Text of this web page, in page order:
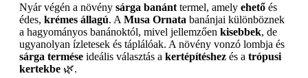
Nyár végén a növény sárga banánt termel, amely ehető és
édes, krémes állagú. A Musa Ornata banánjai különböznek
a hagyományos banánoktól, mivel jellemzően kisebbek, de
ugyanolyan ízletesek és táplálóak. A növény vonzó lombja és
sárga termése ideális választás a kertépítéshez és a trópusi
kertekbe 🌿.